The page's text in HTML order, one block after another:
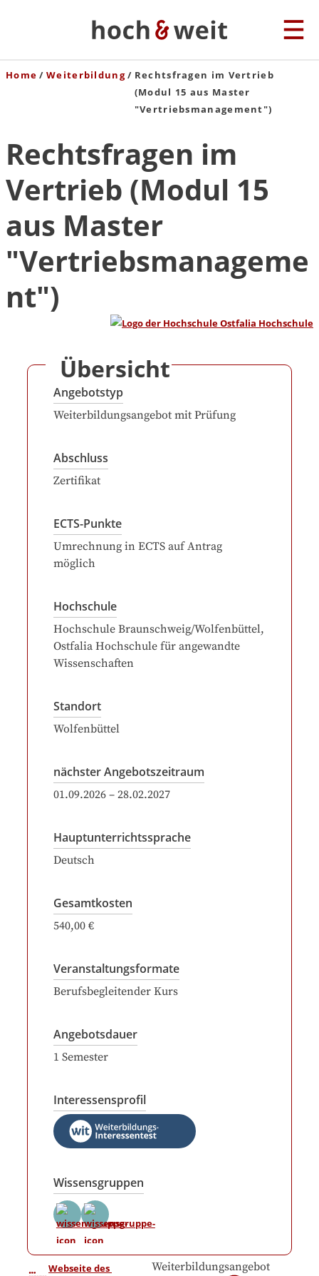
Home Weiterbildung
Rechtsfragen im Vertrieb
(Modul 15 aus Master
"Vertriebsmanagement")
Rechtsfragen im
Vertrieb (Modul 15
aus Master
"Vertriebsmanageme
nt")
Übersicht
Angebotstyp
Weiterbildungsangebot mit Prüfung
Abschluss
Zertifikat
ECTS-Punkte
Umrechnung in ECTS auf Antrag
möglich
Hochschule
Hochschule Braunschweig/Wolfenbüttel,
Ostfalia Hochschule für angewandte
Wissenschaften
Standort
Wolfenbüttel
nächster Angebotszeitraum
01.09.2026 – 28.02.2027
Hauptunterrichtssprache
Deutsch
Gesamtkosten
540,00 €
Veranstaltungsformate
Berufsbegleitender Kurs
Angebotsdauer
1 Semester
Interessensprofil
Wissensgruppen
Webseite des
Weiterbildungsangebot